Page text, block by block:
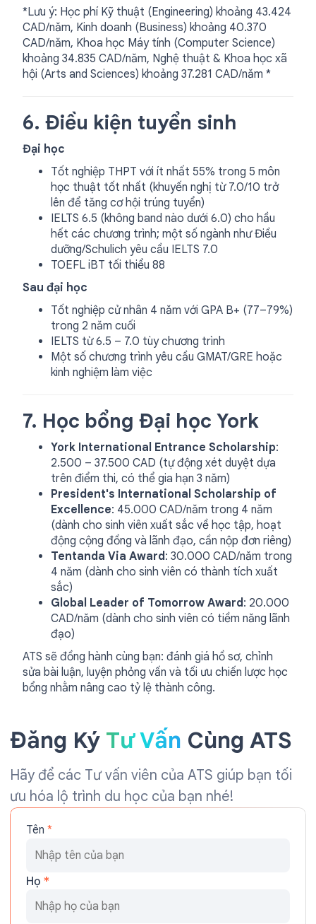
*Lưu ý: Học phí Kỹ thuật (Engineering) khoảng 43.424
CAD/năm, Kinh doanh (Business) khoảng 40.370
CAD/năm, Khoa học Máy tính (Computer Science)
khoảng 34.835 CAD/năm, Nghệ thuật & Khoa học xã
hội (Arts and Sciences) khoảng 37.281 CAD/năm *
6. Điều kiện tuyển sinh
Đại học
Tốt nghiệp THPT với ít nhất 55% trong 5 môn
học thuật tốt nhất (khuyến nghị từ 7.0/10 trở
lên để tăng cơ hội trúng tuyển)
IELTS 6.5 (không band nào dưới 6.0) cho hầu
hết các chương trình; một số ngành như Điều
dưỡng/Schulich yêu cầu IELTS 7.0
TOEFL iBT tối thiểu 88
Sau đại học
Tốt nghiệp cử nhân 4 năm với GPA B+ (77–79%)
trong 2 năm cuối
IELTS từ 6.5 – 7.0 tùy chương trình
Một số chương trình yêu cầu GMAT/GRE hoặc
kinh nghiệm làm việc
7. Học bổng Đại học York
York International Entrance Scholarship:
2.500 – 37.500 CAD (tự động xét duyệt dựa
trên điểm thi, có thể gia hạn 3 năm)
President's International Scholarship of
Excellence: 45.000 CAD/năm trong 4 năm
(dành cho sinh viên xuất sắc về học tập, hoạt
động cộng đồng và lãnh đạo, cần nộp đơn riêng)
Tentanda Via Award: 30.000 CAD/năm trong
4 năm (dành cho sinh viên có thành tích xuất
sắc)
Global Leader of Tomorrow Award: 20.000
CAD/năm (dành cho sinh viên có tiềm năng lãnh
đạo)
ATS sẽ đồng hành cùng bạn: đánh giá hồ sơ, chỉnh
sửa bài luận, luyện phỏng vấn và tối ưu chiến lược học
bổng nhằm nâng cao tỷ lệ thành công.
Đăng Ký Tư Vấn Cùng ATS
Hãy để các Tư vấn viên của ATS giúp bạn tối
ưu hóa lộ trình du học của bạn nhé!
Tên *
Họ *